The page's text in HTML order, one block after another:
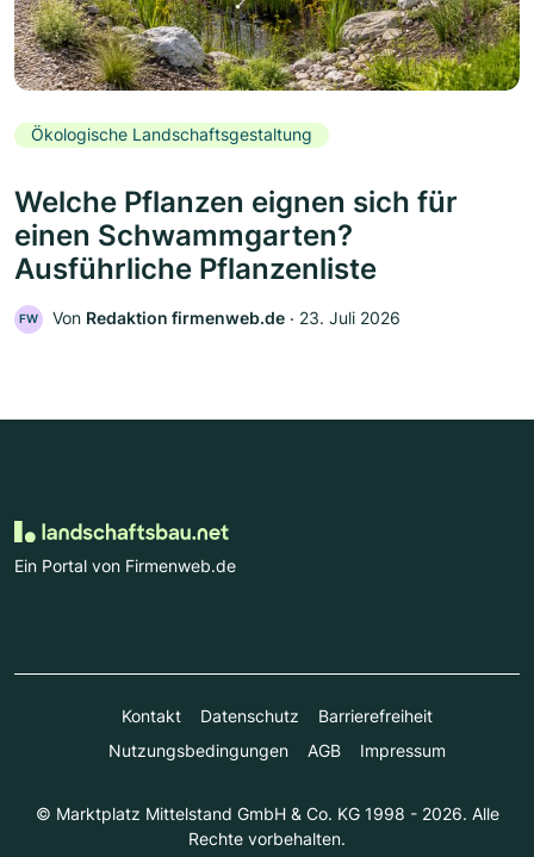
Ökologische Landschaftsgestaltung
Welche Pflanzen eignen sich für
einen Schwammgarten?
Ausführliche Pflanzenliste
FW Von Redaktion firmenweb.de ‧ 23. Juli 2026
Ein Portal von Firmenweb.de
Kontakt Datenschutz
Barrierefreiheit
Nutzungsbedingungen
AGB Impressum
© Marktplatz Mittelstand GmbH & Co. KG 1998 - 2026. Alle
Rechte vorbehalten.